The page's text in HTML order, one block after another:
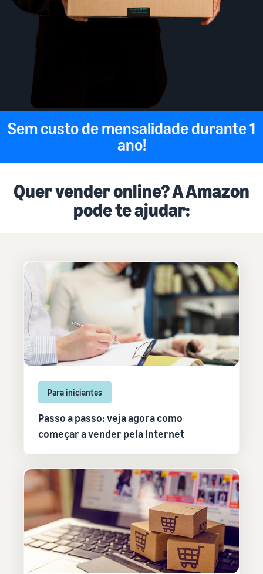
Sem custo de mensalidade durante 1
ano!
Quer vender online? A Amazon
pode te ajudar:
Para iniciantes
Passo a passo: veja agora como
começar a vender pela Internet